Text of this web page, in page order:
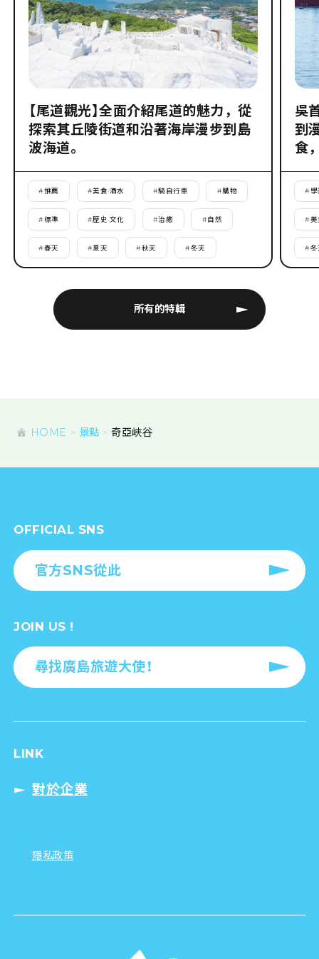
所有的特輯
【尾道觀光】全面介紹尾道的魅力，從
探索其丘陵街道和沿著海岸漫步到島
波海道。
#推薦 #美食·酒水 #騎自行車 #購物
#標準 #歷史·文化 #治癒 #自然
#春天 #夏天 #秋天 #冬天
吳
到
食
# 學
#美
#冬
HOME 景點 奇亞峽谷
OFFICIAL SNS
官方SNS從此
JOIN US !
尋找廣島旅遊大使！
LINK
對於企業
隱私政策